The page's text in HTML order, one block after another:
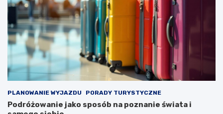
PLANOWANIE WYJAZDU PORADY TURYSTYCZNE
Podróżowanie jako sposób na poznanie świata i